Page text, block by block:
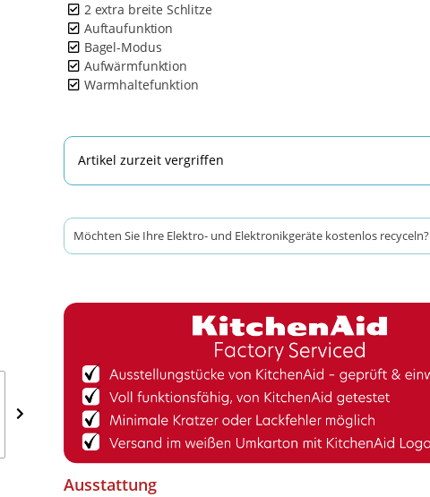
2 extra breite Schlitze
Auftaufunktion
Bagel-Modus
Aufwärmfunktion
Warmhaltefunktion
Artikel zurzeit vergriffen
Möchten Sie Ihre Elektro- und Elektronikgeräte kostenlos recyceln?
Ausstattung